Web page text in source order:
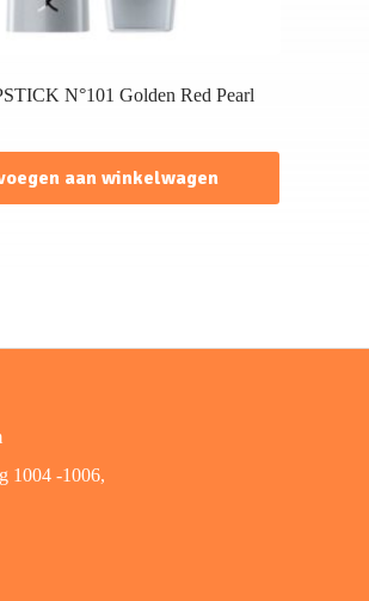
N°101 Golden Red Pearl
aan winkelwagen
1004 -1006,